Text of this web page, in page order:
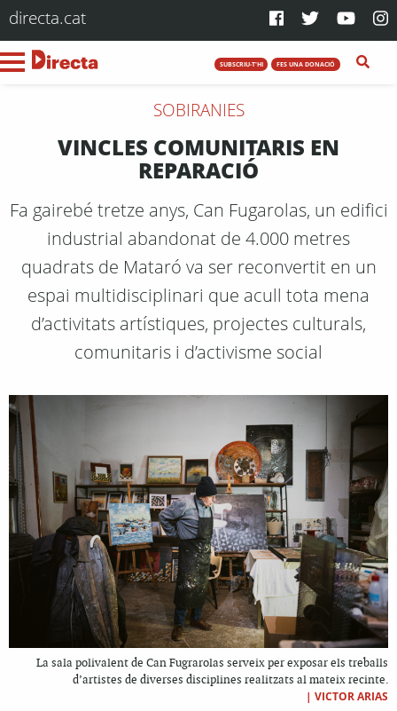
directa.cat
SUBSCRIU-T'HI FES UNA DONACIÓ
SOBIRANIES
VINCLES COMUNITARIS EN
REPARACIÓ
Fa gairebé tretze anys, Can Fugarolas, un edifici
industrial abandonat de 4.000 metres
quadrats de Mataró va ser reconvertit en un
espai multidisciplinari que acull tota mena
d’activitats artístiques, projectes culturals,
comunitaris i d’activisme social
La sala polivalent de Can Fugrarolas serveix per exposar els treballs
d’artistes de diverses disciplines realitzats al mateix recinte.
| VICTOR ARIAS